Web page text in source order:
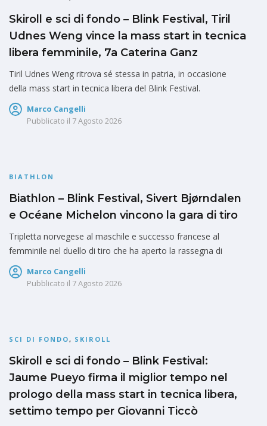
Skiroll e sci di fondo – Blink Festival, Tiril
Udnes Weng vince la mass start in tecnica
libera femminile, 7a Caterina Ganz
Tiril Udnes Weng ritrova sé stessa in patria, in occasione
della mass start in tecnica libera del Blink Festival.
Marco Cangelli
Pubblicato il 7 Agosto 2026
BIATHLON
Biathlon – Blink Festival, Sivert Bjørndalen
e Océane Michelon vincono la gara di tiro
Tripletta norvegese al maschile e successo francese al
femminile nel duello di tiro che ha aperto la rassegna di
Marco Cangelli
Pubblicato il 7 Agosto 2026
SCI DI FONDO, SKIROLL
Skiroll e sci di fondo – Blink Festival:
Jaume Pueyo firma il miglior tempo nel
prologo della mass start in tecnica libera,
settimo tempo per Giovanni Ticcò